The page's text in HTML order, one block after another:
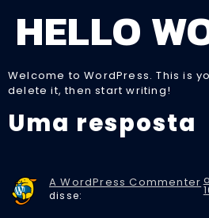
HELLO
Welcome to WordPress. This is
delete it, then start writing!
Uma resposta
A WordPress Commenter
disse: